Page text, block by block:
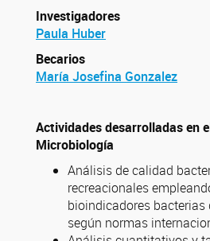
Investigadores
Paula Huber
Becarios
María Josefina Gonzalez
Actividades desarrolladas en
Microbiología
Análisis de calidad
recreacionales
bioindicadores bacterias
según normas